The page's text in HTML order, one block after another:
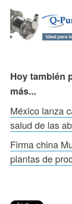
Hoy también
más...
México lanza
salud de las
Firma china
plantas de